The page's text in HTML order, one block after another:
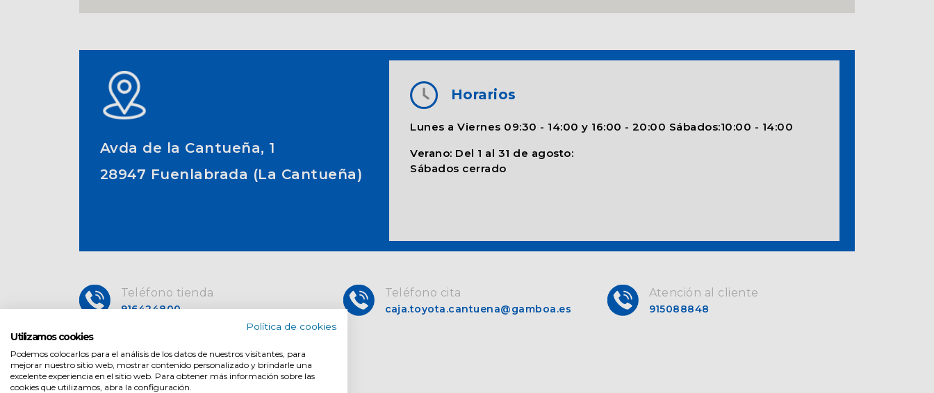
Avda de la Cantueña, 1
28947 Fuenlabrada (La Cantueña)
Horarios
Lunes a Viernes 09:30 - 14:00 y 16:00 - 20:00 Sábados:10:00 - 14:00
Verano: Del 1 al 31 de agosto:
Sábados cerrado
Teléfono tienda
916424800
Teléfono cita
caja.toyota.cantuena@gamboa.es
Atención al cliente
915088848
atencioncliente.toyota@gamboa.es
Política de cookies
Utilizamos cookies
Podemos colocarlos para el análisis de los datos de nuestros visitantes, para
mejorar nuestro sitio web, mostrar contenido personalizado y brindarle una
excelente experiencia en el sitio web. Para obtener más información sobre las
cookies que utilizamos, abra la configuración.